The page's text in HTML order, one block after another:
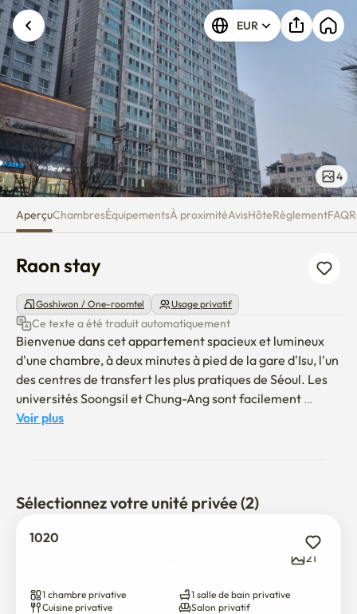
Raon stay EUR
4
AperçuChambresÉquipementsÀ proximitéAvisHôteRèglementFAQ
Raon stay
Goshiwon / One-roomtel Usage privatif
Ce texte a été traduit automatiquement
Bienvenue dans cet appartement spacieux et lumineux
d'une chambre, à deux minutes à pied de la gare d'Isu, l'un
des centres de transfert les plus pratiques de Séoul. Les
universités Soongsil et Chung-Ang sont facilement
accessibles en métro. Avec un accès pratique à
parfaitement relié.
Voir plus
Sélectionnez votre unité privée (2)
1020
21
1 chambre privative
1 salle de bain privative
Cuisine privative
Salon privatif